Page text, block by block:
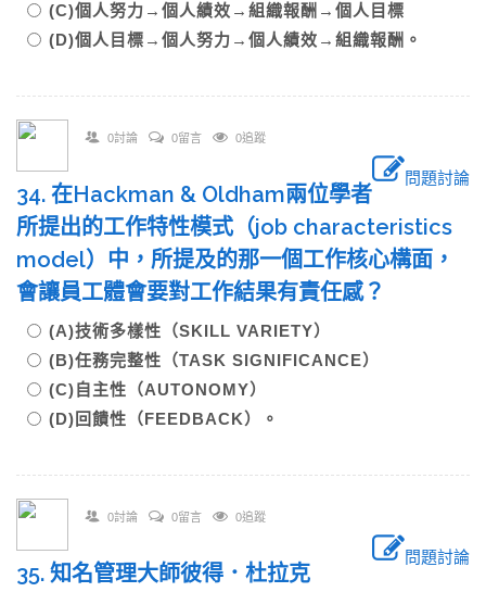
(C)個人努力→個人績效→組織報酬→個人目標
(D)個人目標→個人努力→個人績效→組織報酬。
0討論 0留言 0追蹤
問題討論
34. 在Hackman & Oldham兩位學者
所提出的工作特性模式（job characteristics
model）中，所提及的那一個工作核心構面，
會讓員工體會要對工作結果有責任感？
(A)技術多樣性（SKILL VARIETY）
(B)任務完整性（TASK SIGNIFICANCE）
(C)自主性（AUTONOMY）
(D)回饋性（FEEDBACK）。
0討論 0留言 0追蹤
問題討論
35. 知名管理大師彼得．杜拉克